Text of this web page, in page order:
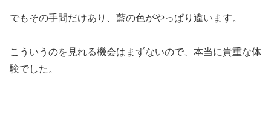
でもその手間だけあり、藍の色がやっぱり違います。
こういうのを見れる機会はまずないので、本当に貴重な体
験でした。